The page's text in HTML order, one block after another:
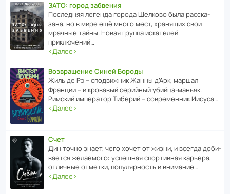
ЗАТО: город забвения
После­дняя легенда города Шелково была расска­
зана, но в мире ещё много мест, хранящих свои
мрачные тайны. Новая группа иска­телей
приключений…
‹Далее›
Возвращение Синей Бороды
Жиль де Рэ – спод­ви­жник Жанны д’Арк, маршал
Франции – и кровавый серийный убийца-маньяк.
Римский импе­ратор Тиберий – совре­менник Иисуса…
‹Далее›
Счет
Дин точно знает, чего хочет от жизни, и всегда доби­
ва­ется жела­е­мого: успе­шная спор­ти­вная карьера,
отли­чные отметки, попу­ля­р­ность и внимание…
‹Далее›